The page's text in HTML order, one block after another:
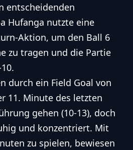
entscheidenden
Hufanga nutzte eine
Aktion, um den Ball 6
zu tragen und die Partie
durch ein Field Goal von
11. Minute des letzten
gehen (10-13), doch
und konzentriert. Mit
zu spielen, bewiesen